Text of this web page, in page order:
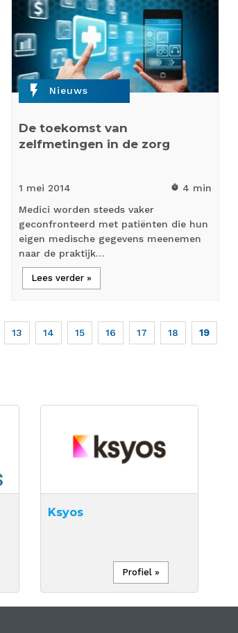
flash_on Nieuws
De toekomst van
zelfmetingen in de zorg
1 mei 2014 timer 4 min
Medici worden steeds vaker
geconfronteerd met patiënten die hun
eigen medische gegevens meenemen
naar de praktijk…
Lees verder »
Page
13 Page
14 Page
15 Page
16 Page
17 Page
18
Huidige
pagina
19
Ksyos
Profiel »